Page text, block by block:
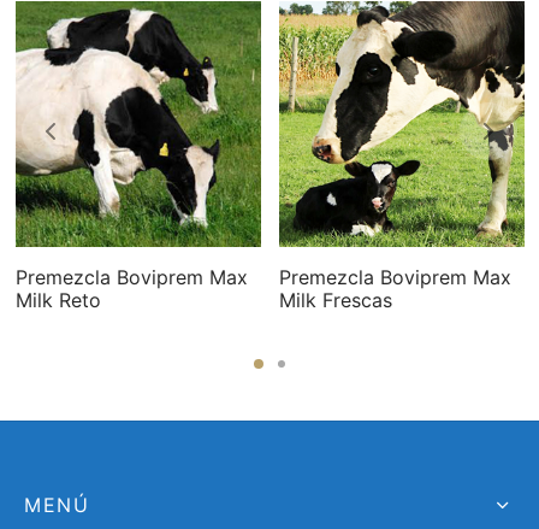
Premezcla Boviprem Max
Milk Reto
Premezcla Boviprem Max
Milk Frescas
MENÚ